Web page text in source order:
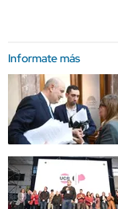
Informate más